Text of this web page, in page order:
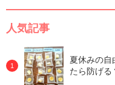
人気記事
夏休みの自
たら防げる